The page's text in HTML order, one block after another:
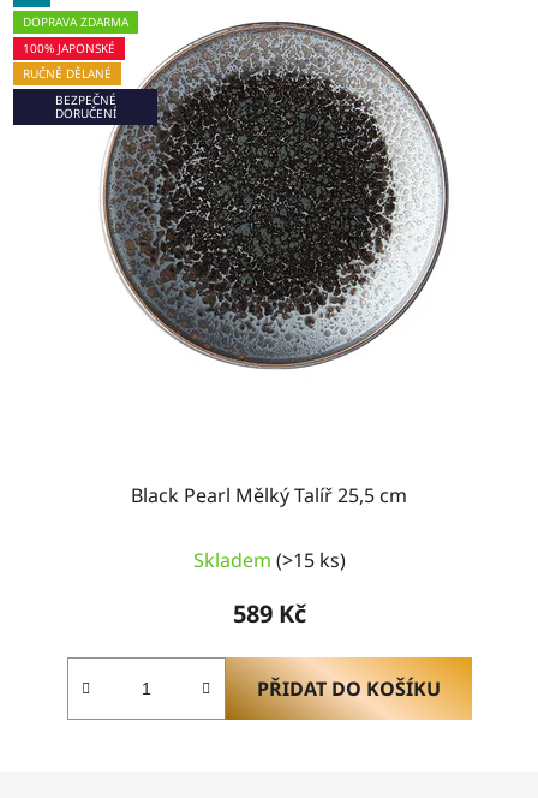
DOPRAVA ZDARMA
100% JAPONSKÉ
RUČNĚ DĚLANÉ
BEZPEČNÉ
DORUČENÍ
Black Pearl Mělký Talíř 25,5 cm
hodnocení
je
z
5
hvězdiček.
Skladem (>15 ks)
589 Kč
PŘIDAT DO KOŠÍKU